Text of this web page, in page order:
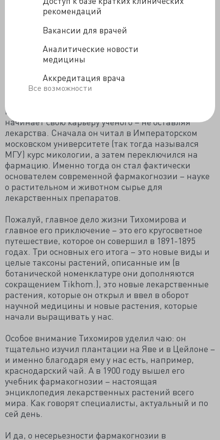
рекомендаций
Вакансии для врачей
Аналитические новости
медицины
Аккредитация врача
Все возможности
диссертацию «Спорынья, её строение, история
развития и влияние на организм при хроническом
отравлении ею кур». Так что и к токсикологии и
даже наркологии наш герой имел самое прямое
отношение: как вы помните, через 65 лет после
Тихомирова Альберт Хоффман именно из веществ,
содержащихся в спорынье, получил ЛСД-25, а
через 70 лет после диссертации открыл
галлюциногенное действие препарата.
Год спустя Тихомиров возвращается в Москву и
начинает свою карьеру ученого – не оставляя
лекарства. Сначала он читал в Императорском
московском университете (так тогда назывался
МГУ) курс микологии, а затем переключился на
фармацию. Именно тогда он стал фактически
основателем современной фармакогнозии – науке
о растительном и животном сырье для
лекарственных препаратов.
Пожалуй, главное дело жизни Тихомирова и
главное его приключение – это его кругосветное
путешествие, которое он совершил в 1891-1895
годах. Три основных его итога – это новые виды и
целые таксоны растений, описанные им (в
ботанической номенклатуре они дополняются
сокращением Tikhom.), это новые лекарственные
растения, которые он открыл и ввел в оборот
научной медицины и новые растения, которые
начали выращивать у нас.
Особое внимание Тихомиров уделил чаю: он
тщательно изучил плантации на Яве и в Цейлоне –
и именно благодаря ему у нас есть, например,
краснодарский чай. А в 1900 году вышел его
учебник фармакогнозии – настоящая
энциклопедия лекарственных растений всего
мира. Как говорят специалисты, актуальный и по
сей день.
И да, о несерьезности фармакогнозии в